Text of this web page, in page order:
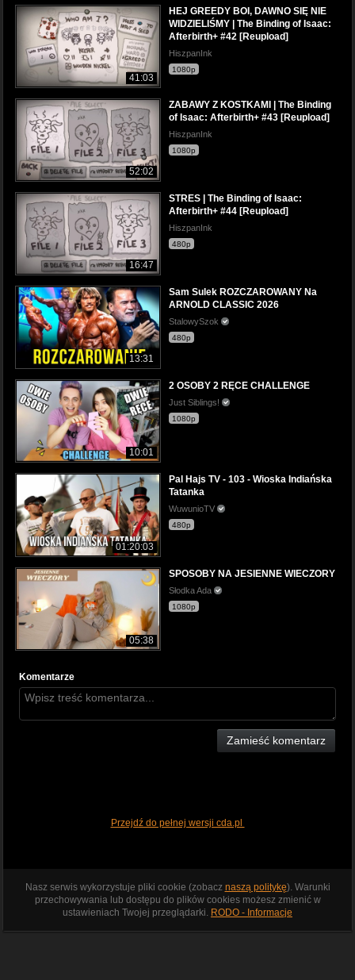
41:03
HEJ GREEDY BOI, DAWNO SIĘ NIE
WIDZIELIŚMY | The Binding of Isaac:
Afterbirth+ #42 [Reupload]
HiszpanInk
1080p
52:02
ZABAWY Z KOSTKAMI | The Binding
of Isaac: Afterbirth+ #43 [Reupload]
HiszpanInk
1080p
16:47
STRES | The Binding of Isaac:
Afterbirth+ #44 [Reupload]
HiszpanInk
480p
13:31
Sam Sulek ROZCZAROWANY Na
ARNOLD CLASSIC 2026
StalowySzok
480p
10:01
2 OSOBY 2 RĘCE CHALLENGE
Just Siblings!
1080p
01:20:03
Pal Hajs TV - 103 - Wioska Indiańska
Tatanka
WuwunioTV
480p
05:38
SPOSOBY NA JESIENNE WIECZORY
Słodka Ada
1080p
Komentarze
Zamieść komentarz
Przejdź do pełnej wersji cda.pl
Nasz serwis wykorzystuje pliki cookie (zobacz naszą politykę). Warunki
przechowywania lub dostępu do plików cookies możesz zmienić w
ustawieniach Twojej przeglądarki. RODO - Informacje